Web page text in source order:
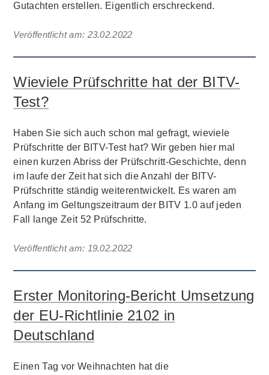
Gutachten erstellen. Eigentlich erschreckend.
Veröffentlicht am: 23.02.2022
Wieviele Prüfschritte hat der BITV-
Test?
Haben Sie sich auch schon mal gefragt, wieviele
Prüfschritte der BITV-Test hat? Wir geben hier mal
einen kurzen Abriss der Prüfschritt-Geschichte, denn
im laufe der Zeit hat sich die Anzahl der BITV-
Prüfschritte ständig weiterentwickelt. Es waren am
Anfang im Geltungszeitraum der BITV 1.0 auf jeden
Fall lange Zeit 52 Prüfschritte.
Veröffentlicht am: 19.02.2022
Erster Monitoring-Bericht Umsetzung
der EU-Richtlinie 2102 in
Deutschland
Einen Tag vor Weihnachten hat die